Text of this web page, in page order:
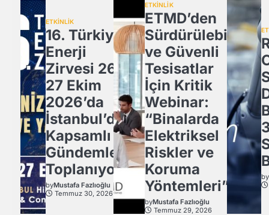
ETKİNLİK
16. Türkiye
Enerji
Zirvesi 26-
27 Ekim
2026’da
İstanbul’da
Kapsamlı
Gündemle
Toplanıyor.
byMustafa Fazlıoğlu
Temmuz 30, 2026
ETKİNLİK
ETMD’den
Sürdürülebilir
ve Güvenli
Tesisatlar
İçin Kritik
Webinar:
“Binalarda
Elektriksel
Riskler ve
Koruma
Yöntemleri”
byMustafa Fazlıoğlu
Temmuz 29, 2026
by